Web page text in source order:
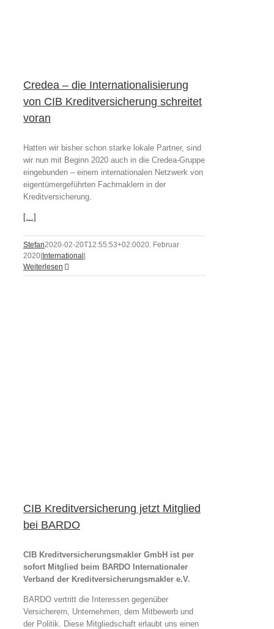
Credea – die Internationalisierung
von CIB Kreditversicherung schreitet
voran
Hatten wir bisher schon starke lokale Partner, sind
wir nun mit Beginn 2020 auch in die Credea-Gruppe
eingebunden – einem internationalen Netzwerk von
eigentümergeführten Fachmaklern in der
Kreditversicherung.
[…]
Stefan2020-02-20T12:55:53+02:0020. Februar
2020|International|
Weiterlesen
CIB Kreditversicherung jetzt Mitglied
bei BARDO
CIB Kreditversicherungsmakler GmbH ist per
sofort Mitglied beim BARDO Internationaler
Verband der Kreditversicherungsmakler e.V.
BARDO vertritt die Interessen gegenüber
Versicherern, Unternehmen, dem Mitbewerb und
der Politik. Diese Mitgliedschaft erlaubt uns einen